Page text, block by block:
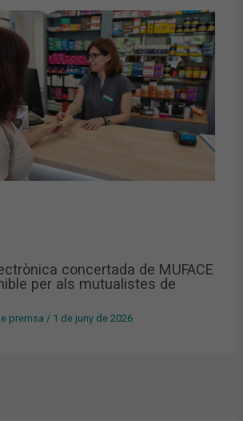
concertada de MUFACE
per als mutualistes de
premsa / 1 de juny de 2026